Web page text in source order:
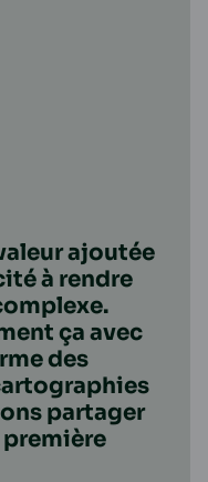
ajoutée
à rendre
ça avec
des
partager
première